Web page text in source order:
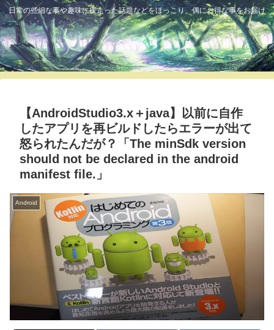
日常の些細な事や趣味に疾走った話題などをほっこり、偶にお得な事をお届け
ふっくら
【AndroidStudio3.x＋java】以前に自作
したアプリを再ビルドしたらエラーが出て
怒られたんだが？「The minSdk version
should not be declared in the android
manifest file.」
Android